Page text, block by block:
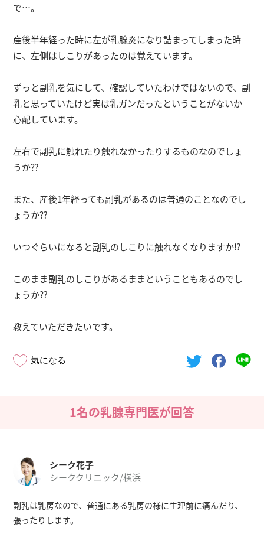
で…。
産後半年経った時に左が乳腺炎になり詰まってしまった時
に、左側はしこりがあったのは覚えています。
ずっと副乳を気にして、確認していたわけではないので、副
乳と思っていたけど実は乳ガンだったということがないか
心配しています。
左右で副乳に触れたり触れなかったりするものなのでしょ
うか⁇
また、産後1年経っても副乳があるのは普通のことなのでし
ょうか⁇
いつぐらいになると副乳のしこりに触れなくなりますか⁉︎
このまま副乳のしこりがあるままということもあるのでし
ょうか⁇
教えていただきたいです。
気になる
1名の乳腺専門医が回答
シーク花子
シーククリニック/横浜
副乳は乳房なので、普通にある乳房の様に生理前に痛んだり、
張ったりします。